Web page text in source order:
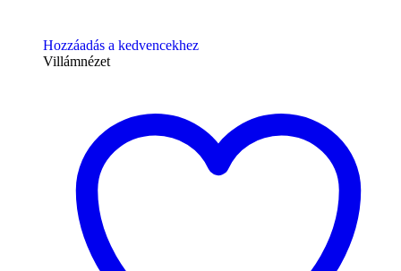
Hozzáadás a kedvencekhez
Villámnézet